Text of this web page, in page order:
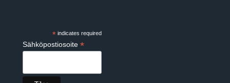
*indicates required
Sähköpostiosoite *